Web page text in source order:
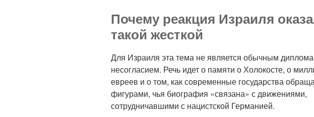
Почему реакция Израиля
такой жесткой
Для Израиля эта тема не является обычным
несогласием. Речь идет о памяти о Холокосте, о
евреев и о том, как современные государства
фигурами, чья биография «связана» с движениями,
сотрудничавшими с нацистской Германией.